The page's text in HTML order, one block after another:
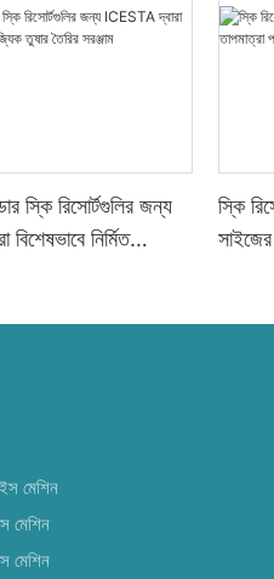
স্কি রিসোর্টগুলির জন্য
নির্মিত
স্কি
মেশিন
মেশিন
মেশিন